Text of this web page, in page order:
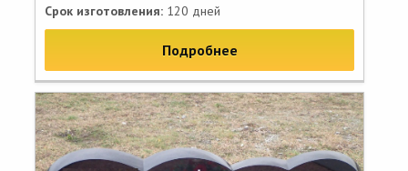
Срок изготовления: 120 дней
Подробнее